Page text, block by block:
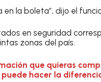
la boleta”, dijo el
en seguridad
zonas del país.
que quieras
puede hacer la